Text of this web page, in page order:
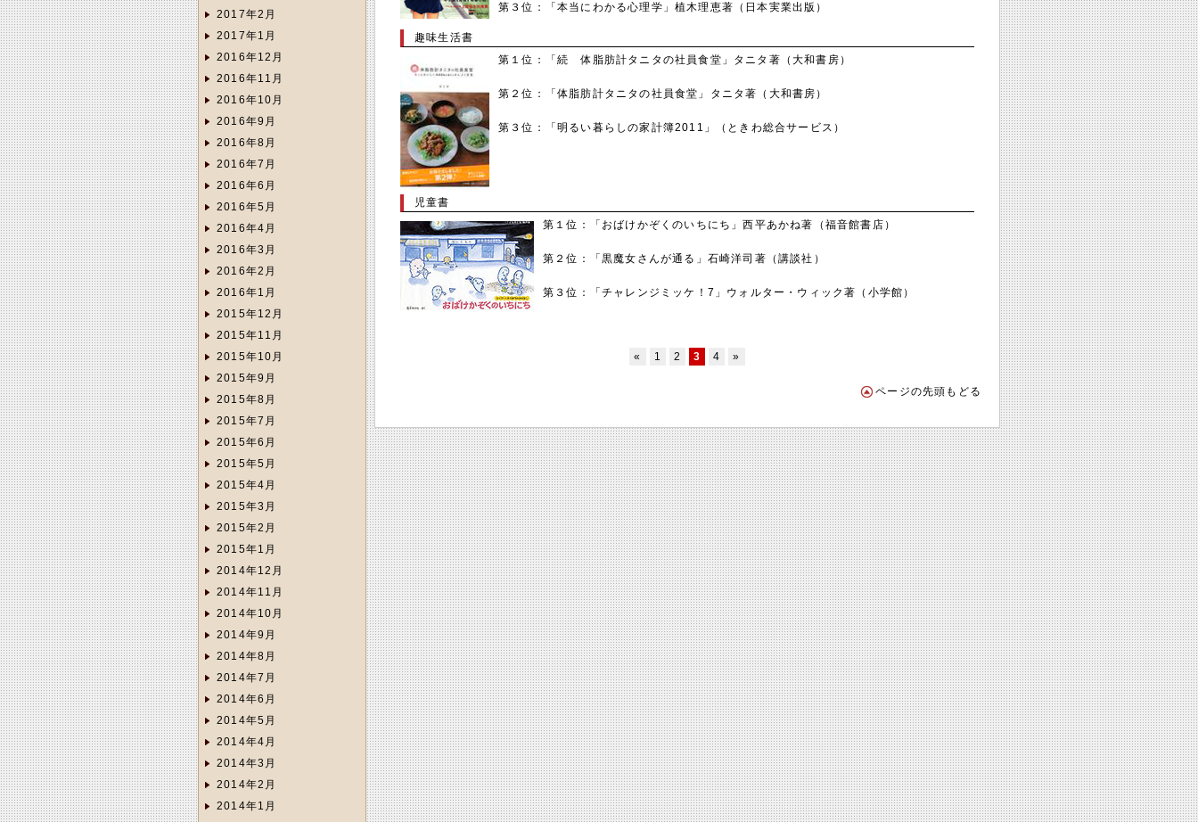
第３位：「本当にわかる心理学」植木理恵著（日本実業出版）
趣味生活書
第１位：「続 体脂肪計タニタの社員食堂」タニタ著（大和書房）
第２位：「体脂肪計タニタの社員食堂」タニタ著（大和書房）
第３位：「明るい暮らしの家計簿2011」（ときわ総合サービス）
児童書
第１位：「おばけかぞくのいちにち」西平あかね著（福音館書店）
第２位：「黒魔女さんが通る」石崎洋司著（講談社）
第３位：「チャレンジミッケ！7」ウォルター・ウィック著（小学館）
« 1 2 3 4 »
ページの先頭もどる
2017年2月
2017年1月
2016年12月
2016年11月
2016年10月
2016年9月
2016年8月
2016年7月
2016年6月
2016年5月
2016年4月
2016年3月
2016年2月
2016年1月
2015年12月
2015年11月
2015年10月
2015年9月
2015年8月
2015年7月
2015年6月
2015年5月
2015年4月
2015年3月
2015年2月
2015年1月
2014年12月
2014年11月
2014年10月
2014年9月
2014年8月
2014年7月
2014年6月
2014年5月
2014年4月
2014年3月
2014年2月
2014年1月